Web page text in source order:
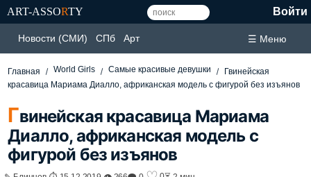
ART-ASSORTY Войти
Новости (СМИ) СПб Арт ☰ Меню
Главная World Girls Самые красивые девушки
Гвинейская
красавица Мариама Диалло, африканская модель с фигурой без изъянов
Гвинейская красавица Мариама
Диалло, африканская модель с
фигурой без изъянов